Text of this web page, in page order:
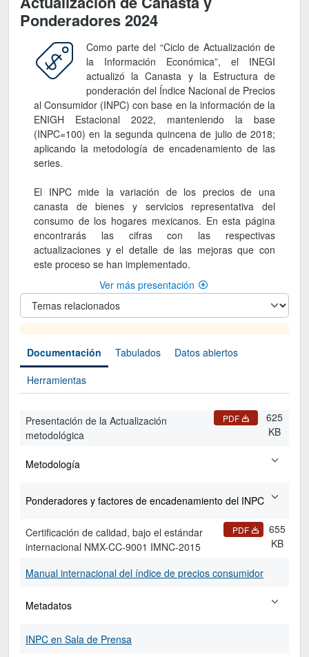
Ponderadores 2024
Como parte del “Ciclo de Actualización de
la Información Económica”, el INEGI
actualizó la Canasta y la Estructura de
ponderación del Índice Nacional de Precios
al Consumidor (INPC) con base en la información de la
ENIGH Estacional 2022, manteniendo la base
(INPC=100) en la segunda quincena de julio de 2018;
aplicando la metodología de encadenamiento de las
series.
El INPC mide la variación de los precios de una
canasta de bienes y servicios representativa del
consumo de los hogares mexicanos. En esta página
encontrarás las cifras con las respectivas
actualizaciones y el detalle de las mejoras que con
este proceso se han implementado.
Ver más presentación
Documentación Tabulados
Datos abiertos
Herramientas
Presentación de la Actualización
metodológica
PDF
625
KB
Metodología
Ponderadores y factores de encadenamiento del INPC
Certificación de calidad, bajo el estándar
internacional NMX-CC-9001 IMNC-2015
PDF
655
KB
Manual internacional del índice de precios consumidor
Metadatos
INPC en Sala de Prensa